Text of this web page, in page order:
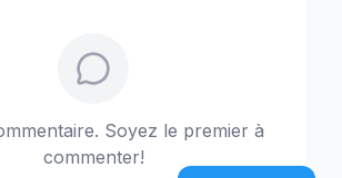
Soyez le premier à
commenter!